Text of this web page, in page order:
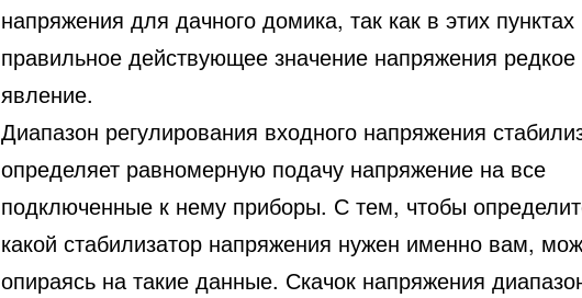
напряжения для дачного домика, так как в этих пунктах
правильное действующее значение напряжения редкое
явление.
Диапазон регулирования входного напряжения
определяет равномерную подачу напряжение на все
подключенные к нему приборы. С тем, чтобы
какой стабилизатор напряжения нужен именно вам,
опираясь на такие данные. Скачок напряжения